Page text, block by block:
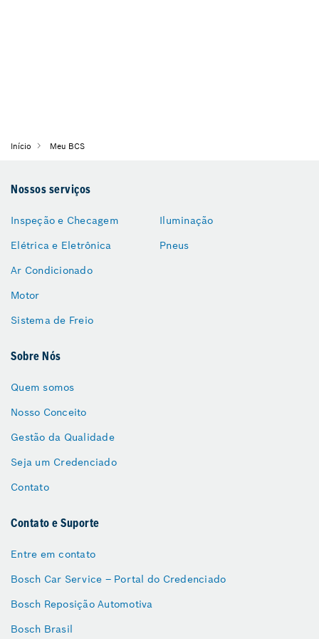
Início Meu BCS
Nossos serviços
Inspeção e Checagem
Elétrica e Eletrônica
Ar Condicionado
Motor
Sistema de Freio
Iluminação
Pneus
Sobre Nós
Quem somos
Nosso Conceito
Gestão da Qualidade
Seja um Credenciado
Contato
Contato e Suporte
Entre em contato
Bosch Car Service – Portal do Credenciado
Bosch Reposição Automotiva
Bosch Brasil